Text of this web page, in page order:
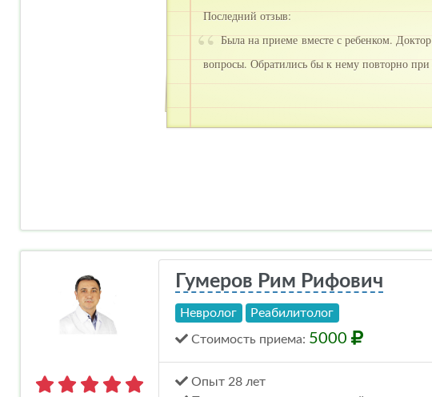
Последний отзыв:
Была на приеме вместе с ребенком.
вопросы. Обратились бы к нему повторно
Гумеров Рим Рифович
Невролог Реабилитолог
Стоимость приема: 5000
Опыт 28 лет